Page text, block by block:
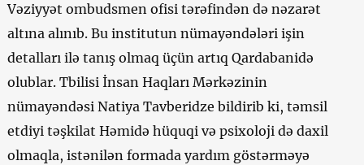
Vəziyyət ombudsmen ofisi tərəfindən də nəzarət
altına alınıb. Bu institutun nümayəndələri işin
detalları ilə tanış olmaq üçün artıq Qardabanidə
olublar. Tbilisi İnsan Haqları Mərkəzinin
nümayəndəsi Natiya Tavberidze bildirib ki, təmsil
etdiyi təşkilat Həmidə hüquqi və psixoloji də daxil
olmaqla, istənilən formada yardım göstərməyə